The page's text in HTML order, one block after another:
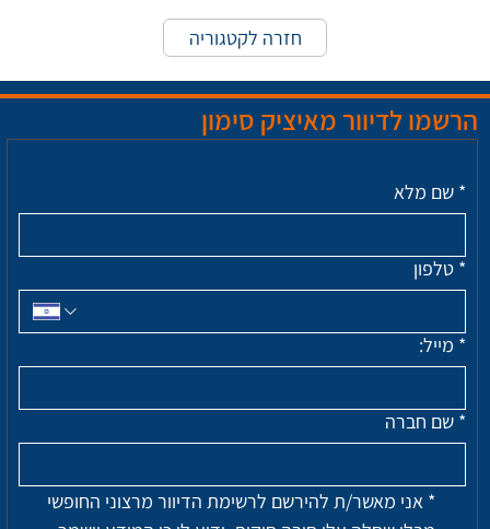
חזרה לקטגוריה
הרשמו לדיוור מאיציק סימון
* שם מלא
* טלפון
* מייל:
* שם חברה
*